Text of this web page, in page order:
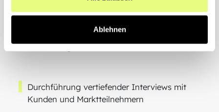
Ablehnen
PHASE 03
Vertiefende Marktrecherche und
Validierung
Durchführung vertiefender Interviews mit
Kunden und Marktteilnehmern